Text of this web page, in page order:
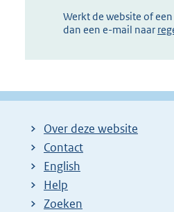
Werkt de website of
dan een e-mail naar
Over deze website
Contact
English
Help
Zoeken